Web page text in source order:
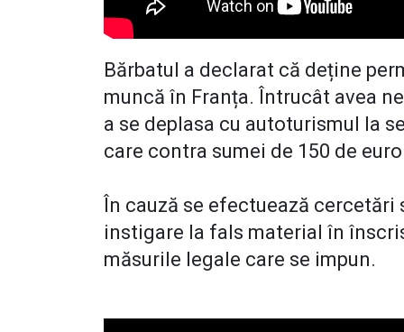
Bărbatul a declarat că deține
muncă în Franța. Întrucât avea
a se deplasa cu autoturismul la
care contra sumei de 150 de
În cauză se efectuează
instigare la fals material în
măsurile legale care se impun.